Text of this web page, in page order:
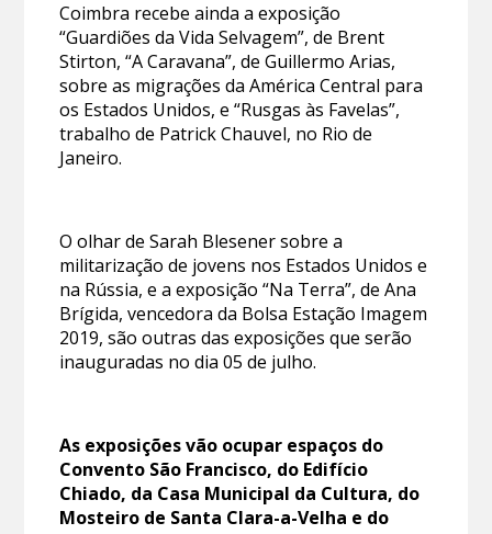
Coimbra recebe ainda a exposição
“Guardiões da Vida Selvagem”, de Brent
Stirton, “A Caravana”, de Guillermo Arias,
sobre as migrações da América Central para
os Estados Unidos, e “Rusgas às Favelas”,
trabalho de Patrick Chauvel, no Rio de
Janeiro.
O olhar de Sarah Blesener sobre a
militarização de jovens nos Estados Unidos e
na Rússia, e a exposição “Na Terra”, de Ana
Brígida, vencedora da Bolsa Estação Imagem
2019, são outras das exposições que serão
inauguradas no dia 05 de julho.
As exposições vão ocupar espaços do
Convento São Francisco, do Edifício
Chiado, da Casa Municipal da Cultura, do
Mosteiro de Santa Clara-a-Velha e do